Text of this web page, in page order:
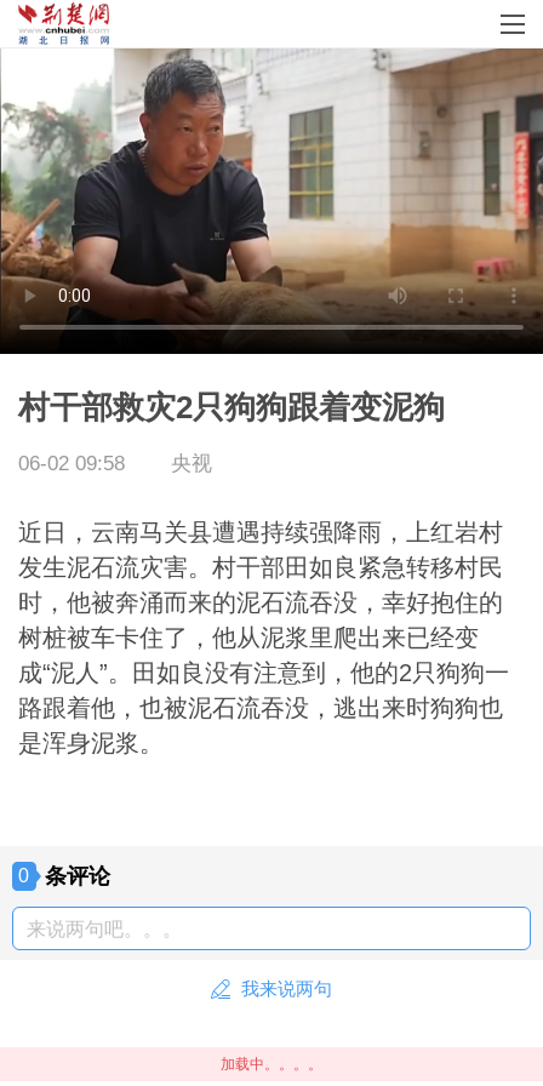
村干部救灾2只狗狗跟着变泥狗
06-02 09:58 央视
近日，云南马关县遭遇持续强降雨，上红岩村
发生泥石流灾害。村干部田如良紧急转移村民
时，他被奔涌而来的泥石流吞没，幸好抱住的
树桩被车卡住了，他从泥浆里爬出来已经变
成“泥人”。田如良没有注意到，他的2只狗狗一
路跟着他，也被泥石流吞没，逃出来时狗狗也
是浑身泥浆。
0 条评论
来说两句吧。。。
我来说两句
加载中。。。。